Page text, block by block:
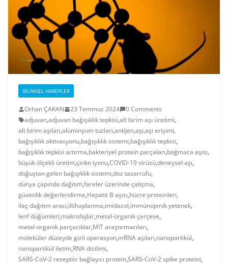
BILIMSEL HABERLER
Orhan ÇAKAN 23 Temmuz 2024
0 Comments
adjuvan,adjuvan bağışıklık tepkisi,alt birim aşı üretimi,
alt birim aşıları,alüminyum tuzları,antijen,aşı,aşı erişimi,
bağışıklık aktivasyonu,bağışıklık sistemi,bağışıklık tepkisi,
bağışıklık tepkisi artırma,bakteriyel protein parçaları,boğmaca aşısı,
büyük ölçekli üretim,çinko iyonu,COVID-19 virüsü,deneysel aşı,
doğuştan gelen bağışıklık sistemi,doz tasarrufu,
dünya çapında dağıtım,fareler üzerinde çalışma,
güvenlik değerlendirme,Hepatit B aşısı,hücre proteinleri,
ilaç dağıtım aracı,iltihaplanma,imidazol,immünojenik yetenek,
lenf düğümleri,makrofajlar,metal-organik çerçeve,
metal-organik parçacıklar,MIT araştırmacıları,
moleküler düzeyde gizli operasyon,mRNA aşıları,nanopartikül,
nanopartikül iletim,RNA dizilimi,
SARS-CoV-2 reseptör bağlayıcı protein,SARS-CoV-2 spike proteini,